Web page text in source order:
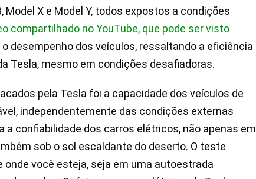
X e Model Y, todos expostos a condições
compartilhado no YouTube, que pode ser visto
desempenho dos veículos, ressaltando a eficiência
Tesla, mesmo em condições desafiadoras.
pela Tesla foi a capacidade dos veículos de
independentemente das condições externas
confiabilidade dos carros elétricos, não apenas em
sob o sol escaldante do deserto. O teste
você esteja, seja em uma autoestrada